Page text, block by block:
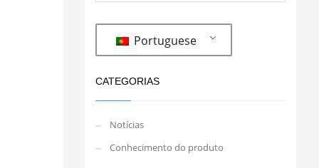
Portuguese
CATEGORIAS
Notícias
Conhecimento do produto